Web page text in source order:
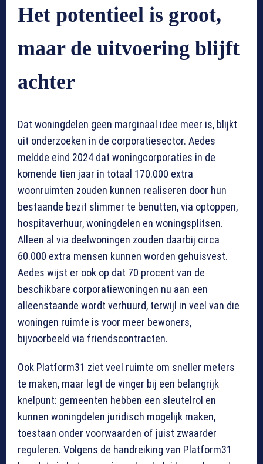
Het potentieel is groot,
maar de uitvoering blijft
achter
Dat woningdelen geen marginaal idee meer is, blijkt
uit onderzoeken in de corporatiesector. Aedes
meldde eind 2024 dat woningcorporaties in de
komende tien jaar in totaal 170.000 extra
woonruimten zouden kunnen realiseren door hun
bestaande bezit slimmer te benutten, via optoppen,
hospitaverhuur, woningdelen en woningsplitsen.
Alleen al via deelwoningen zouden daarbij circa
60.000 extra mensen kunnen worden gehuisvest.
Aedes wijst er ook op dat 70 procent van de
beschikbare corporatiewoningen nu aan een
alleenstaande wordt verhuurd, terwijl in veel van die
woningen ruimte is voor meer bewoners,
bijvoorbeeld via friendscontracten.
Ook Platform31 ziet veel ruimte om sneller meters
te maken, maar legt de vinger bij een belangrijk
knelpunt: gemeenten hebben een sleutelrol en
kunnen woningdelen juridisch mogelijk maken,
toestaan onder voorwaarden of juist zwaarder
reguleren. Volgens de handreiking van Platform31